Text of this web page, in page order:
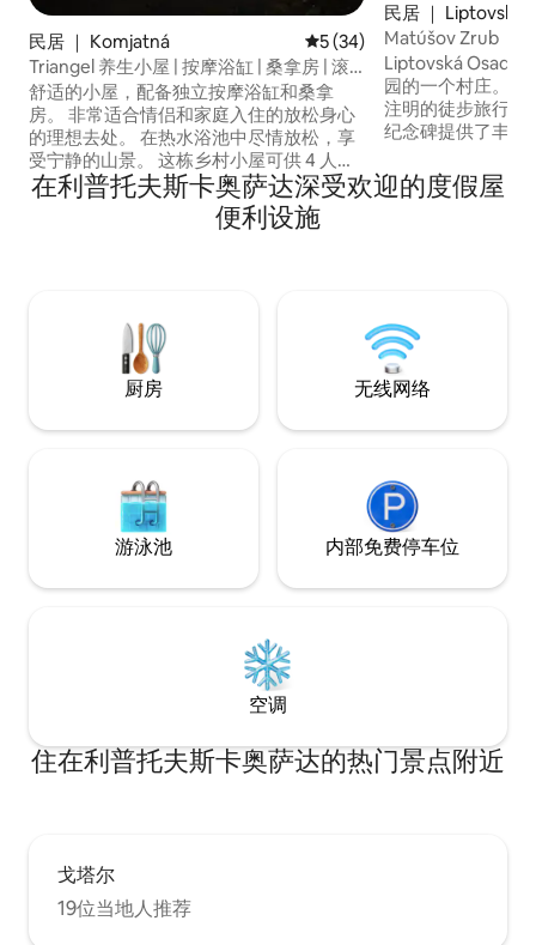
民居 ｜ Komjatná 平均评分 5 分（满分 5 分）
5 (34)
Triangel 养生小屋 | 按摩浴缸 | 桑拿房 | 滚
石浴
舒适的小屋，配备独立按摩浴缸和桑拿
房。 非常适合情侣和家庭入住的放松身心
的理想去处。 在热水浴池中尽情放松，享
受宁静的山景。 这栋乡村小屋可供 4 人入
住，坐落在利普托夫（Liptov）和奥拉瓦
（Orava）交界处的科姆亚特纳
（Komjatná）村，环境宁静，适合放松身
和乐趣。 阁楼有 3 张床，一楼有一张沙发
床。 还有一台电视和一台洗衣机，并且可
以免费借用自行车。 在 Komjatna 体验
民居 ｜ Liptovská
Matúšov Zrub
Liptovská Osada
园的一个村庄。
注明的徒步旅行、
纪念碑提供了丰富的机会。
综合体。 房客可以找到放松的游泳池、游
泳池、桑拿房、按
在利普托夫斯卡奥萨达深受欢迎的度假屋
便利设施
厨房 无线网络
游泳池 内部免费停车位
空调
住在利普托夫斯卡奥萨达的热门景点附近
戈塔尔
19位当地人推荐